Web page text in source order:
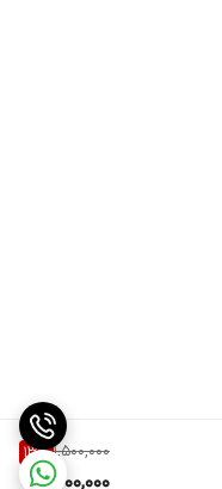
1,500,000
13%
1,300,000